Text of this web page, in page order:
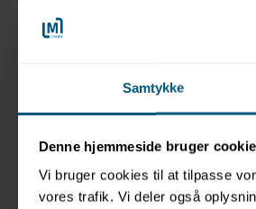
Samtykke
Denne hjemmeside bruger
Vi bruger cookies til at tilpasse
vores trafik. Vi deler også
Forstør